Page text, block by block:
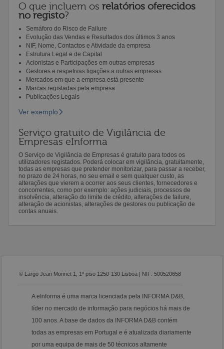
O que incluem os relatórios oferecidos
no registo?
Semáforo do Risco de Failure
Evolução das Vendas e Resultados dos últimos 3 anos
NIF, Nome, Contactos e Atividade da empresa
Estrutura Legal e de Capital
Acionistas e Participações em outras empresas
Gestores e respetivas ligações a outras empresas
Mercados em que a empresa está presente
Marcas registadas pela empresa
Publicações Legais
Ver exemplo
Serviço gratuito de Vigilância de
Empresas eInforma
O Serviço de Vigilância de Empresas é gratuito para todos os
utilizadores registados. Poderá colocar em vigilância, gratuitamente,
todas as empresas que pretender monitorizar, para passar a receber,
no prazo de 24 horas, no seu email e sem qualquer custo, as
alterações que vierem a ocorrer aos seus clientes, fornecedores e
concorrentes, como por exemplo: ações judiciais, processos de
insolvência, alteração do limite de crédito, alterações de failure,
alteração de acionistas, alterações de gestores ou publicação de
contas anuais.
© Largo Jean Monnet 1, 1º piso 1250-130 Lisboa | NIF: 500520658
A eInforma é uma marca licenciada pela INFORMA D&B,
líder no mercado de informação para negócios há mais de
100 anos. A base de dados da INFORMA D&B contém
todas as empresas em Portugal e é atualizada diariamente
por uma equipa de mais de 50 técnicos altamente